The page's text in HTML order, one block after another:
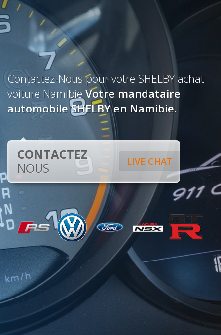
Contactez-Nous pour votre SHELBY achat
voiture NamibieVotre mandataire
automobile SHELBY en Namibie.
LIVE CHAT
CONTACTEZ
NOUS